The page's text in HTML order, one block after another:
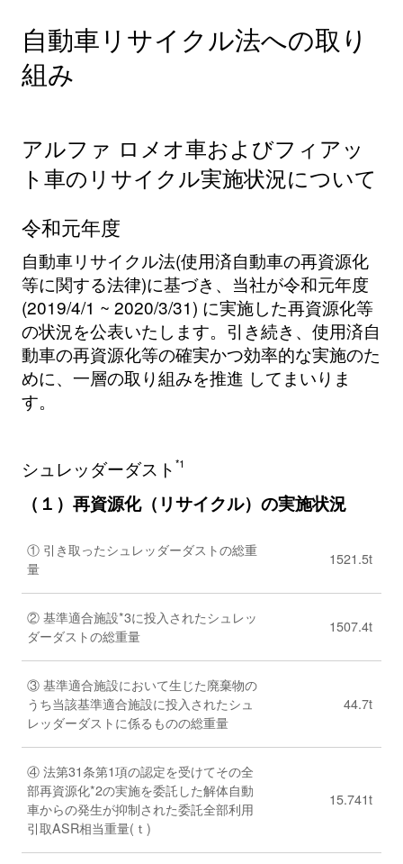
自動車リサイクル法への取り
組み
アルファ ロメオ車およびフィアッ
ト車のリサイクル実施状況について
令和元年度
自動車リサイクル法(使用済自動車の再資源化
等に関する法律)に基づき、当社が令和元年度
(2019/4/1 ~ 2020/3/31) に実施した再資源化等
の状況を公表いたします。引き続き、使用済自
動車の再資源化等の確実かつ効率的な実施のた
めに、一層の取り組みを推進 してまいりま
す。
シュレッダーダスト *1
（１）再資源化（リサイクル）の実施状況
① 引き取ったシュレッダーダストの総重
量
1521.5t
② 基準適合施設*3に投入されたシュレッ
ダーダストの総重量
1507.4t
③ 基準適合施設において生じた廃棄物の
うち当該基準適合施設に投入されたシュ
レッダーダストに係るものの総重量
44.7t
④ 法第31条第1項の認定を受けてその全
部再資源化*2の実施を委託した解体自動
車からの発生が抑制された委託全部利用
引取ASR相当重量(ｔ)
15.741t